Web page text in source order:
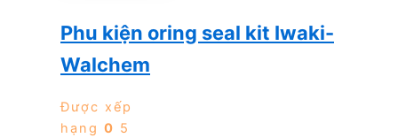
Phu kiện oring seal kit Iwaki-
Walchem
Được xếp
hạng 0 5